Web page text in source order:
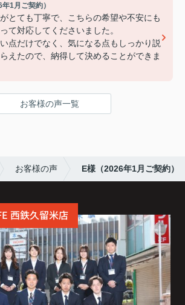
1月ご契約）
とても丁寧で、こちらの希望や不安にも
て対応してくださいました。
点だけでなく、気になる点もしっかり説
えたので、納得して決めることができま
。
越しの機会があれば、ぜひお願いしたいで
お客様の声一覧
お客様の声 E様（2026年1月ご契約）
西鉄久留米店